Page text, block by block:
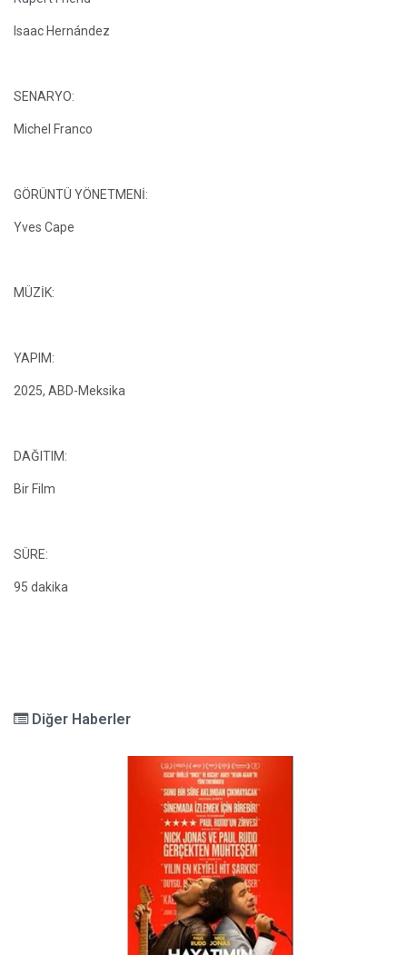
Isaac Hernández
SENARYO:
Michel Franco
GÖRÜNTÜ YÖNETMENİ:
Yves Cape
MÜZİK:
YAPIM:
2025, ABD-Meksika
DAĞITIM:
Bir Film
SÜRE:
95 dakika
Diğer Haberler